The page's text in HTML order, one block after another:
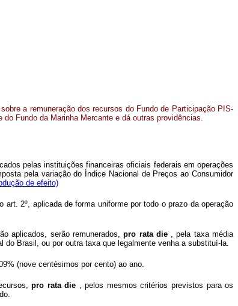
a remuneração dos recursos do Fundo de Participação PIS-
do Fundo da Marinha Mercante e dá outras providências.
pelas instituições financeiras oficiais federais em operações
pela variação do Índice Nacional de Preços ao Consumidor
de efeito)
2º, aplicada de forma uniforme por todo o prazo da operação
aplicados, serão remunerados,pro rata die , pela taxa média
Brasil, ou por outra taxa que legalmente venha a substituí-la.
(nove centésimos por cento) ao ano.
pro rata die , pelos mesmos critérios previstos para os